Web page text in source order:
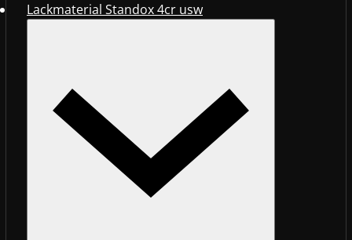
Lackmaterial Standox 4cr usw